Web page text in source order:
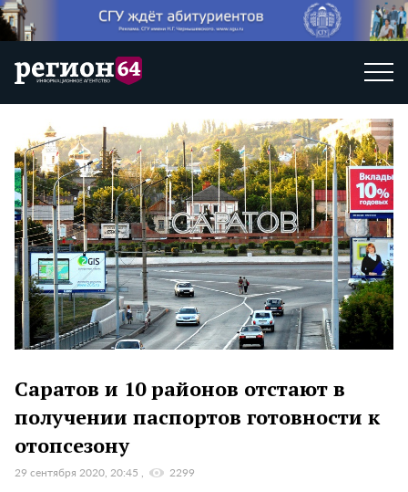
Саратов и 10 районов отстают в
получении паспортов готовности к
отопсезону
29 сентября 2020, 20:45 2299